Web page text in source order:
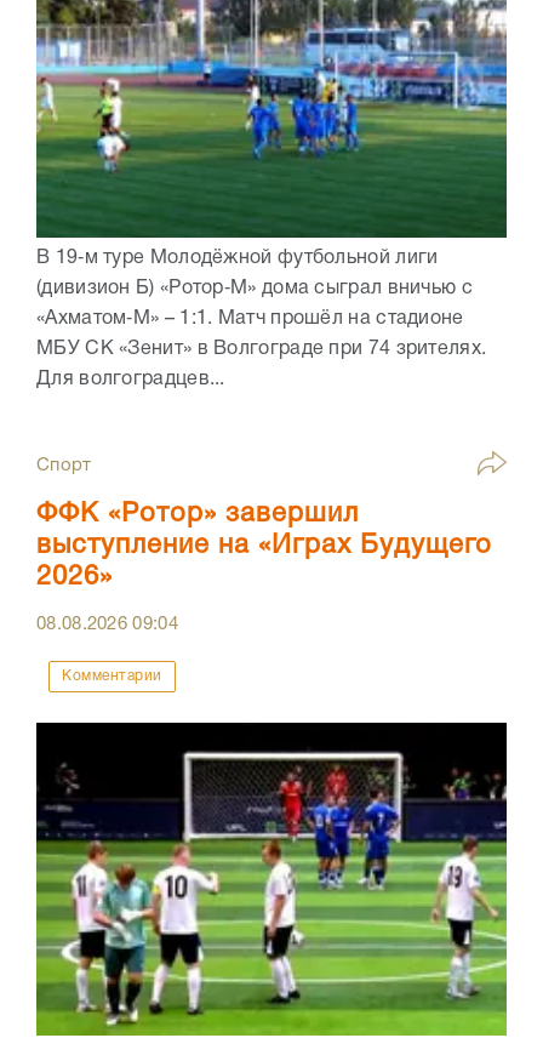
В 19‑м туре Молодёжной футбольной лиги
(дивизион Б) «Ротор‑М» дома сыграл вничью с
«Ахматом‑М» – 1:1. Матч прошёл на стадионе
МБУ СК «Зенит» в Волгограде при 74 зрителях.
Для волгоградцев...
Спорт
ФФК «Ротор» завершил
выступление на «Играх Будущего
2026»
08.08.202609:04
Комментарии